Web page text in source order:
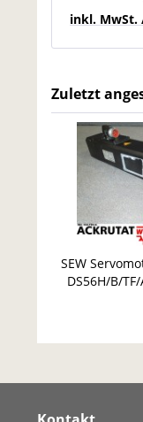
inkl. MwSt.
Zuletzt
SEW
DS56H/B/